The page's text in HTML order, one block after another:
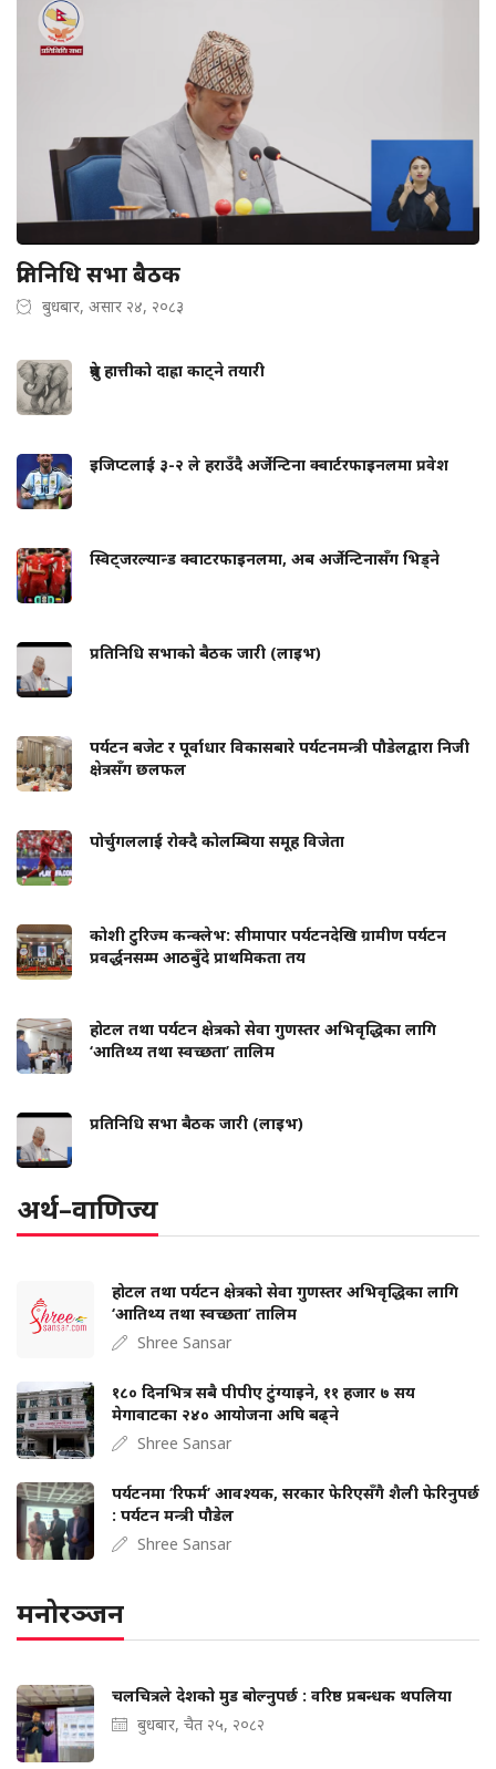
प्रतिनिधि सभा बैठक
बुधबार, असार २४, २०८३
ध्रुवे हात्तीको दाह्रा काट्ने तयारी
इजिप्टलाई ३-२ ले हराउँदै अर्जेन्टिना क्वार्टरफाइनलमा प्रवेश
स्विट्जरल्यान्ड क्वाटरफाइनलमा, अब अर्जेन्टिनासँग भिड्ने
प्रतिनिधि सभाको बैठक जारी (लाइभ)
पर्यटन बजेट र पूर्वाधार विकासबारे पर्यटनमन्त्री पौडेलद्वारा निजी
क्षेत्रसँग छलफल
पोर्चुगललाई रोक्दै कोलम्बिया समूह विजेता
कोशी टुरिज्म कन्क्लेभ: सीमापार पर्यटनदेखि ग्रामीण पर्यटन
प्रवर्द्धनसम्म आठबुँदे प्राथमिकता तय
होटल तथा पर्यटन क्षेत्रको सेवा गुणस्तर अभिवृद्धिका लागि
‘आतिथ्य तथा स्वच्छता’ तालिम
प्रतिनिधि सभा बैठक जारी (लाइभ)
अर्थ–वाणिज्य
होटल तथा पर्यटन क्षेत्रको सेवा गुणस्तर अभिवृद्धिका लागि
‘आतिथ्य तथा स्वच्छता’ तालिम
Shree Sansar
१८० दिनभित्र सबै पीपीए टुंग्याइने, ११ हजार ७ सय
मेगावाटका २४० आयोजना अघि बढ्ने
Shree Sansar
पर्यटनमा ‘रिफर्म’ आवश्यक, सरकार फेरिएसँगै शैली फेरिनुपर्छ
: पर्यटन मन्त्री पौडेल
Shree Sansar
मनोरञ्जन
चलचित्रले देशको मुड बोल्‍नुपर्छ : वरिष्ठ प्रबन्धक थपलिया
बुधबार, चैत २५, २०८२